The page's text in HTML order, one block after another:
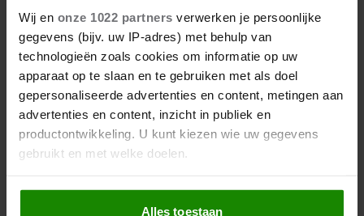
Wij en onze 1022 partners verwerken je persoonlijke
gegevens (bijv. uw IP-adres) met behulp van
technologieën zoals cookies om informatie op uw
apparaat op te slaan en te gebruiken met als doel
gepersonaliseerde advertenties en content, metingen aan
advertenties en content, inzicht in publiek en
productontwikkeling. U kunt kiezen wie uw gegevens
gebruikt en met welke doelen.
Als u het toestaat, willen we ook graag:
Alles toestaan
verhaal te komen... Zo vreemd is het niet je
gedachten en gevoelens. Mijn vader is 4 jaar
geleden overleden aan kanker en tien hij de
diagnose kreeg was hij blijkbaar al in stadium
4 en was de kanker uitgezaaid.. het zat in zijn
lymfeklieren longen en prostaat en
longvliezen. Toen de chemo begon werd hij
ziek en elke keer was er weer wat waardoor we
meer. Mijn familie kwam onder druk te staan